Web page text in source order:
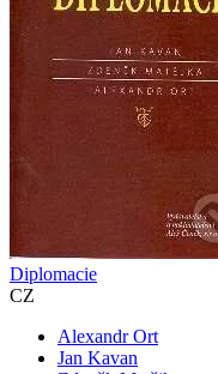
Diplomacie
CZ
Alexandr Ort
Jan Kavan